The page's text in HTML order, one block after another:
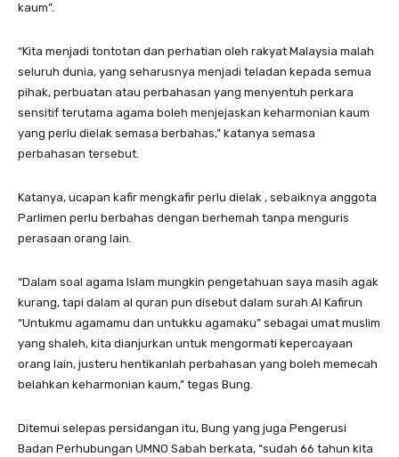
kaum”.
“Kita menjadi tontotan dan perhatian oleh rakyat Malaysia malah
seluruh dunia, yang seharusnya menjadi teladan kepada semua
pihak, perbuatan atau perbahasan yang menyentuh perkara
sensitif terutama agama boleh menjejaskan keharmonian kaum
yang perlu dielak semasa berbahas,” katanya semasa
perbahasan tersebut.
Katanya, ucapan kafir mengkafir perlu dielak , sebaiknya anggota
Parlimen perlu berbahas dengan berhemah tanpa menguris
perasaan orang lain.
“Dalam soal agama Islam mungkin pengetahuan saya masih agak
kurang, tapi dalam al quran pun disebut dalam surah Al Kafirun
“Untukmu agamamu dan untukku agamaku” sebagai umat muslim
yang shaleh, kita dianjurkan untuk mengormati kepercayaan
orang lain, justeru hentikanlah perbahasan yang boleh memecah
belahkan keharmonian kaum,” tegas Bung.
Ditemui selepas persidangan itu, Bung yang juga Pengerusi
Badan Perhubungan UMNO Sabah berkata, “sudah 66 tahun kita